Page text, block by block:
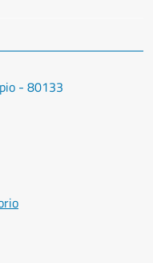
- 80133